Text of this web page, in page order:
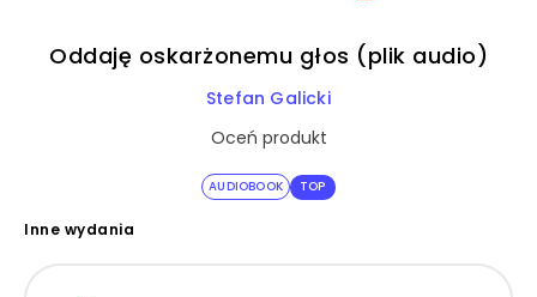
AUDIOBOOK TOP
Oddaję oskarżonemu głos (plik audio)
Stefan Galicki
Oceń produkt
Inne wydania